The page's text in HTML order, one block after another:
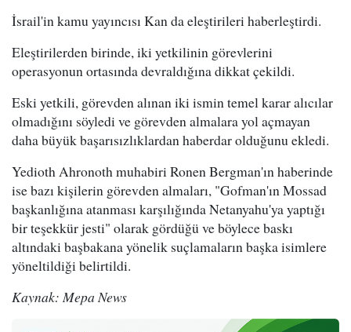
İsrail'in kamu yayıncısı Kan da eleştirileri haberleştirdi.
Eleştirilerden birinde, iki yetkilinin görevlerini
operasyonun ortasında devraldığına dikkat çekildi.
Eski yetkili, görevden alınan iki ismin temel karar alıcılar
olmadığını söyledi ve görevden almalara yol açmayan
daha büyük başarısızlıklardan haberdar olduğunu ekledi.
Yedioth Ahronoth muhabiri Ronen Bergman'ın haberinde
ise bazı kişilerin görevden almaları, "Gofman'ın Mossad
başkanlığına atanması karşılığında Netanyahu'ya yaptığı
bir teşekkür jesti" olarak gördüğü ve böylece baskı
altındaki başbakana yönelik suçlamaların başka isimlere
yöneltildiği belirtildi.
Kaynak: Mepa News